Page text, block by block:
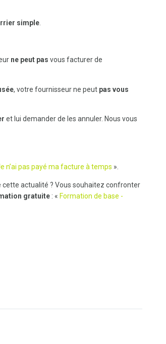
simple.
ne peut pas vous facturer de
, votre fournisseur ne peut pas vous
et lui demander de les annuler. Nous vous
n’ai pas payé ma facture à temps ».
cette actualité ? Vous souhaitez confronter
gratuite : « Formation de base -